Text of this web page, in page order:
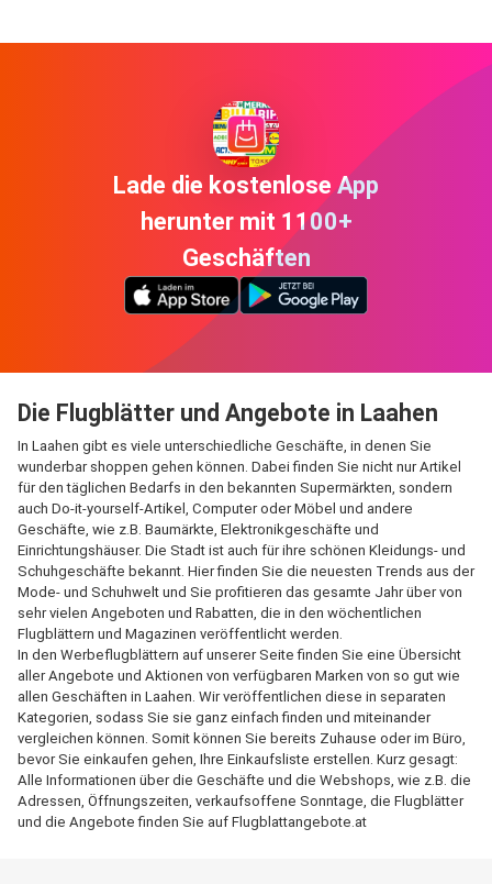
Lade die kostenlose App
herunter mit 1100+
Geschäften
Die Flugblätter und Angebote in Laahen
In Laahen gibt es viele unterschiedliche Geschäfte, in denen Sie
wunderbar shoppen gehen können. Dabei finden Sie nicht nur Artikel
für den täglichen Bedarfs in den bekannten Supermärkten, sondern
auch Do-it-yourself-Artikel, Computer oder Möbel und andere
Geschäfte, wie z.B. Baumärkte, Elektronikgeschäfte und
Einrichtungshäuser. Die Stadt ist auch für ihre schönen Kleidungs- und
Schuhgeschäfte bekannt. Hier finden Sie die neuesten Trends aus der
Mode- und Schuhwelt und Sie profitieren das gesamte Jahr über von
sehr vielen Angeboten und Rabatten, die in den wöchentlichen
Flugblättern und Magazinen veröffentlicht werden.
In den Werbeflugblättern auf unserer Seite finden Sie eine Übersicht
aller Angebote und Aktionen von verfügbaren Marken von so gut wie
allen Geschäften in Laahen. Wir veröffentlichen diese in separaten
Kategorien, sodass Sie sie ganz einfach finden und miteinander
vergleichen können. Somit können Sie bereits Zuhause oder im Büro,
bevor Sie einkaufen gehen, Ihre Einkaufsliste erstellen. Kurz gesagt:
Alle Informationen über die Geschäfte und die Webshops, wie z.B. die
Adressen, Öffnungszeiten, verkaufsoffene Sonntage, die Flugblätter
und die Angebote finden Sie auf Flugblattangebote.at